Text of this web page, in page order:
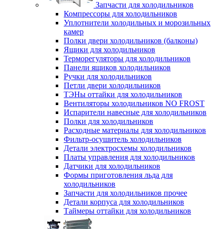
Запчасти для холодильников
Компрессоры для холодильников
Уплотнители холодильных и морозильных
камер
Полки двери холодильников (балконы)
Ящики для холодильников
Терморегуляторы для холодильников
Панели ящиков холодильников
Ручки для холодильников
Петли двери холодильников
ТЭНы оттайки для холодильников
Вентиляторы холодильников NO FROST
Испарители навесные для холодильников
Полки для холодильников
Расходные материалы для холодильников
Фильтр-осушитель холодильников
Детали электросхемы холодильников
Платы управления для холодильников
Датчики для холодильников
Формы приготовления льда для
холодильников
Запчасти для холодильников прочее
Детали корпуса для холодильников
Таймеры оттайки для холодильников